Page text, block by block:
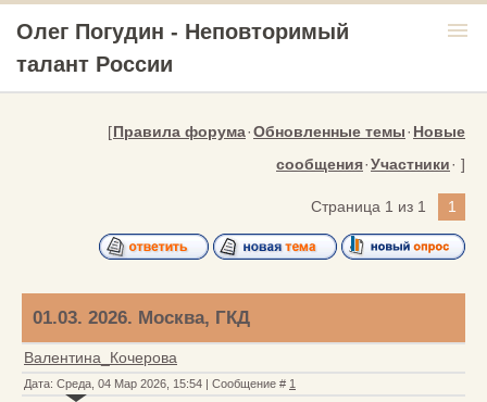
Олег Погудин - Неповторимый
талант России
menu
[Правила форума·Обновленные темы·Новые
сообщения·Участники· ]
Страница 1 из 1 1
01.03. 2026. Москва, ГКД
Валентина_Кочерова
Дата: Среда, 04 Мар 2026, 15:54 | Сообщение # 1